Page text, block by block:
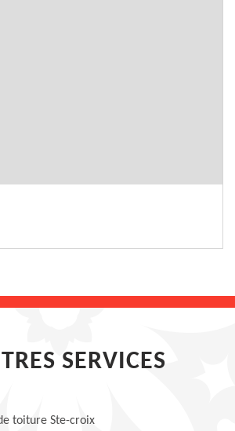
SERVICES
toiture Ste-croix